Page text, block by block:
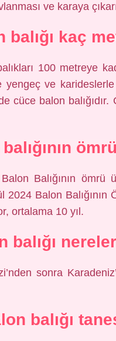
ve karaya
balığı kaç
100 metreye
yengeç ve
cüce balon
Balığının
2024 Balon Balığının
ortalama 10 yıl.
balığı
sonra
balığı